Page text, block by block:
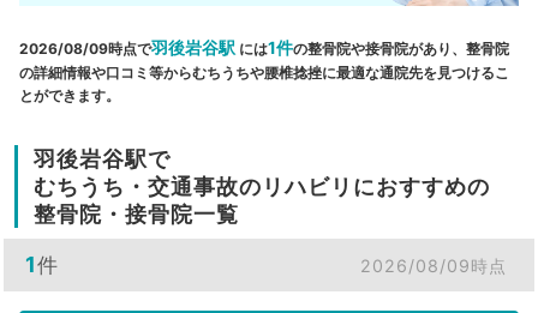
2026/08/09時点で羽後岩谷駅 には1件の整骨院や接骨院があり、整骨院
の詳細情報や口コミ等からむちうちや腰椎捻挫に最適な通院先を見つけるこ
とができます。
羽後岩谷駅で
むちうち・交通事故のリハビリにおすすめの
整骨院・接骨院一覧
1件 2026/08/09時点